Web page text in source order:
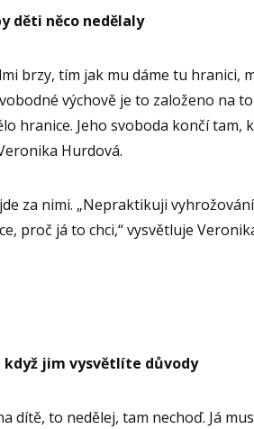
děti něco nedělaly
brzy, tím jak mu dáme tu hranici,
výchově je to založeno na
hranice. Jeho svoboda končí tam,
Hurdová.
za nimi. „Nepraktikuji
proč já to chci,“ vysvětluje
když jim vysvětlíte důvody
dítě, to nedělej, tam nechoď. Já